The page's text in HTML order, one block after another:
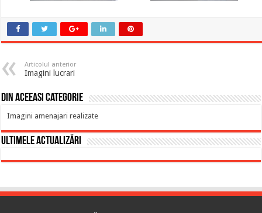
Articolul anterior
Imagini lucrari
Din aceeasi categorie
Imagini amenajari realizate
Ultimele actualizări